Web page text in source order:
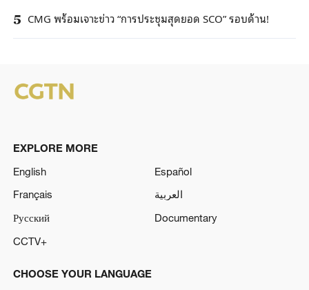
5 CMG พร้อมเจาะข่าว “การประชุมสุดยอด SCO” รอบด้าน!
EXPLORE MORE
English
Español
Français
العربية
Русский
Documentary
CCTV+
CHOOSE YOUR LANGUAGE